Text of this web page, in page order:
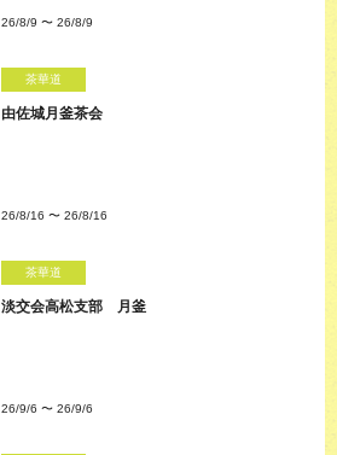
26/8/9 〜 26/8/9
茶華道
由佐城月釜茶会
26/8/16 〜 26/8/16
茶華道
淡交会高松支部 月釜
26/9/6 〜 26/9/6